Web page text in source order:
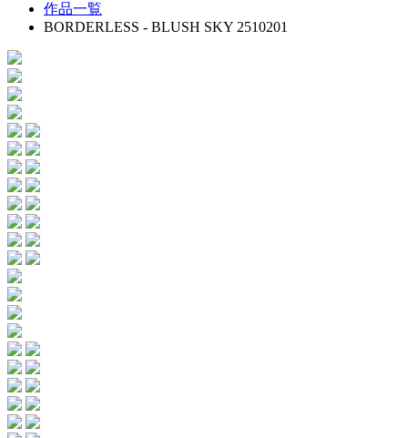
作品一覧
BORDERLESS - BLUSH SKY 2510201